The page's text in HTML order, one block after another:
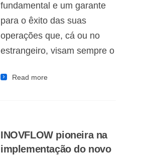
fundamental e um garante
para o êxito das suas
operações que, cá ou no
estrangeiro, visam sempre o
Read more
INOVFLOW pioneira na
implementação do novo